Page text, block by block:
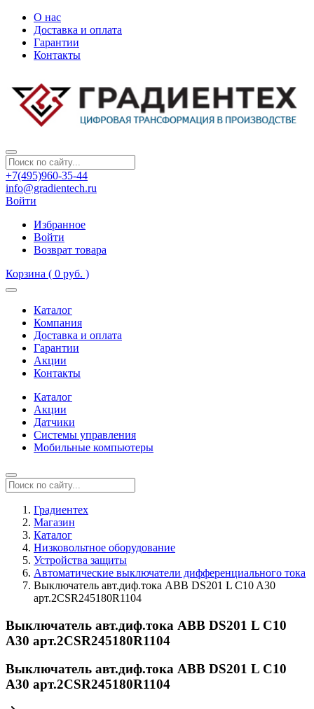
О нас
Доставка и оплата
Гарантии
Контакты
+7(495)960-35-44
info@gradientech.ru
Войти
Избранное
Войти
Возврат товара
Корзина ( 0 руб. )
Каталог
Компания
Доставка и оплата
Гарантии
Акции
Контакты
Каталог
Акции
Датчики
Системы управления
Мобильные компьютеры
Градиентех
Магазин
Каталог
Низковольтное оборудование
Устройства защиты
Автоматические выключатели дифференциального тока
Выключатель авт.диф.тока ABB DS201 L C10 A30
арт.2CSR245180R1104
Выключатель авт.диф.тока ABB DS201 L C10
A30 арт.2CSR245180R1104
Выключатель авт.диф.тока ABB DS201 L C10
A30 арт.2CSR245180R1104